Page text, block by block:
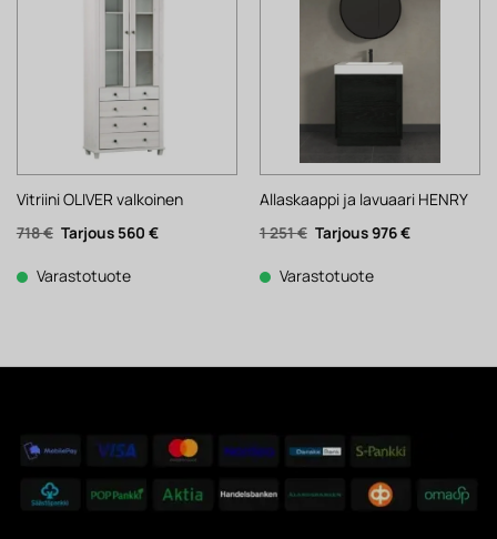
Vitriini OLIVER valkoinen
718€ Alkuperäinen
hinta
718 €.
560 €Nykyinen
Varastotuote
Allaskaappi ja lavuaari HENRY
1 251€ Alkuperäinen
hinta
1
251 €.
976€Nykyinen
Varastotuote